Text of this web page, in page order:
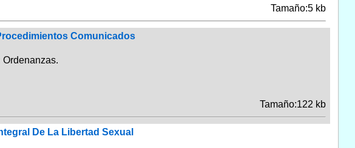
Tamaño:5 kb
Comunicados
Ordenanzas.
Tamaño:122 kb
De La Libertad Sexual